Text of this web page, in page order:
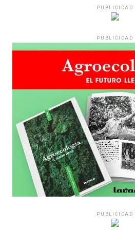
Hay varios hombres presentes:
grupos de amigos, novios. «Con
sensibilidad al tema, la
estratégica, hay que evitar el
es a través del interrogante, que
pregunta», comparte Gonzalo,
PUBLICIDAD
PUBLICIDAD
PUBLICIDAD